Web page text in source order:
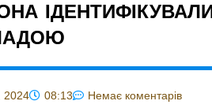
2024 08:13 Немає коментарів